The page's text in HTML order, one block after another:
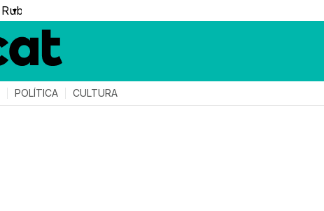
▼
POLÍTICA CULTURA